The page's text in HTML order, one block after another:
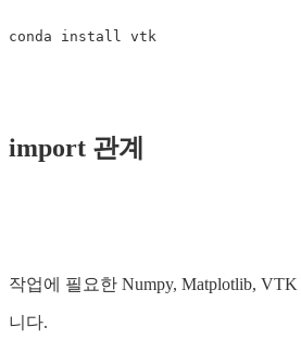
import 관계
작업에 필요한 Numpy, Matplotlib,
니다.